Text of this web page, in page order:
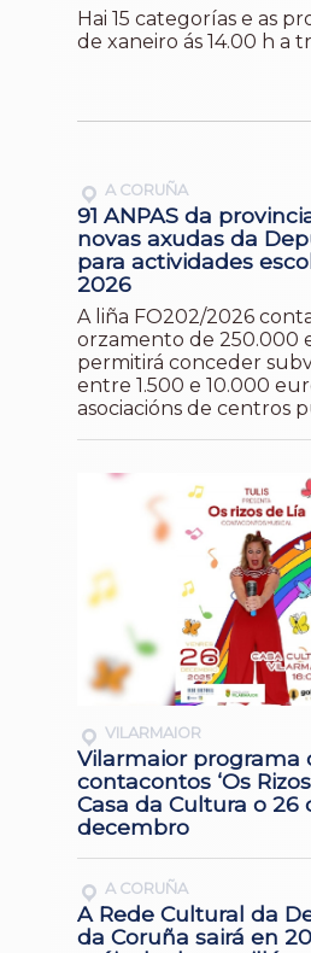
Hai 15 categorías e as
de xaneiro ás 14.00 h a
A CORUÑA
91 ANPAS da
novas axudas da
para actividades
2026
A liña FO202/2026
orzamento de 250.000
permitirá conceder
entre 1.500 e 10.000
asociacións de centros
VILARMAIOR
Vilarmaior programa
contacontos ‘Os
Casa da Cultura o 26
decembro
A CORUÑA
A Rede Cultural da
da Coruña sairá en